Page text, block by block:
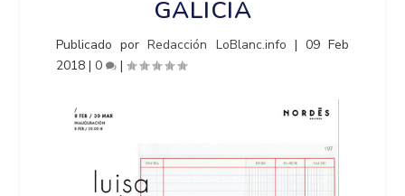
GALICIA
Publicado porRedacción LoBlanc.info | 09 Feb
2018 |0 |